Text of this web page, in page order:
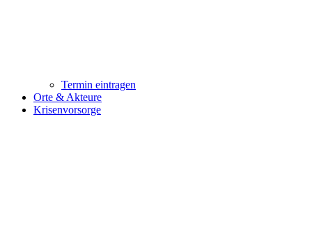
Termin eintragen
Orte & Akteure
Krisenvorsorge